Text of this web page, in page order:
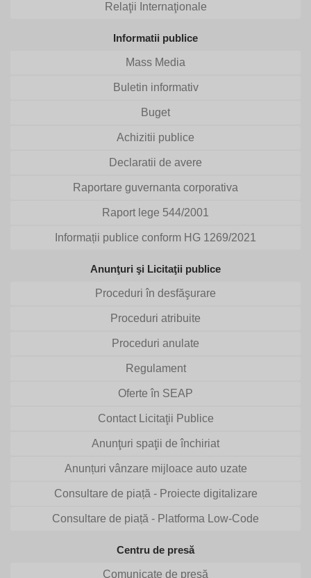
Relaţii Internaţionale
Informatii publice
Mass Media
Buletin informativ
Buget
Achizitii publice
Declaratii de avere
Raportare guvernanta corporativa
Raport lege 544/2001
Informații publice conform HG 1269/2021
Anunţuri şi Licitaţii publice
Proceduri în desfăşurare
Proceduri atribuite
Proceduri anulate
Regulament
Oferte în SEAP
Contact Licitaţii Publice
Anunţuri spaţii de închiriat
Anunțuri vânzare mijloace auto uzate
Consultare de piață - Proiecte digitalizare
Consultare de piață - Platforma Low-Code
Centru de presă
Comunicate de presă